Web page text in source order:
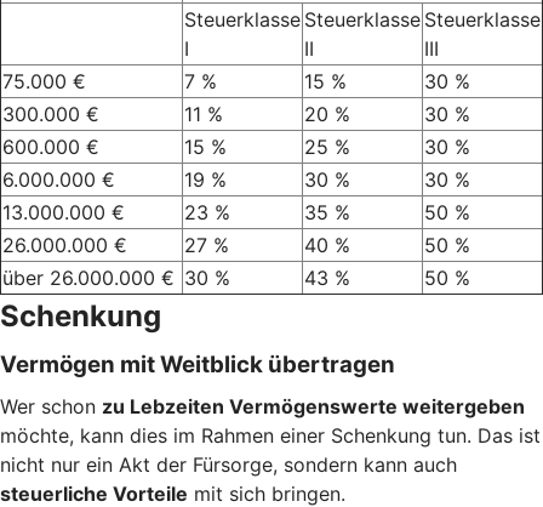
Steuerklasse
I
Steuerklasse
II
Steuerklasse
III
75.000 €
7 % 15 %
30 %
300.000 €
11 % 20 %
30 %
600.000 €
15 % 25 %
30 %
6.000.000 €
19 % 30 %
30 %
13.000.000 €
23 % 35 %
50 %
26.000.000 €
27 % 40 %
50 %
über 26.000.000 € 30 % 43 % 50 %
Schenkung
Vermögen mit Weitblick übertragen
Wer schon zu Lebzeiten Vermögenswerte weitergeben
möchte, kann dies im Rahmen einer Schenkung tun. Das ist
nicht nur ein Akt der Fürsorge, sondern kann auch
steuerliche Vorteile mit sich bringen.